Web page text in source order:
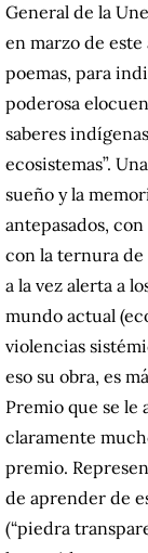
General de la
en marzo de
poemas, para
poderosa
saberes
ecosistemas”.
sueño y la
antepasados,
con la ternura de
a la vez alerta a
mundo actual
violencias
eso su obra, es
Premio que se le
claramente
premio.
de aprender de
(“piedra